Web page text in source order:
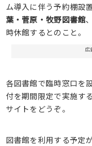
ム導入に伴う予約棚設
葉・菅原・牧野図書館
時休館するとのこと。
広
各図書館で臨時窓口を
付を期間限定で実施す
サイトをどうぞ。
図書館を利用する予定